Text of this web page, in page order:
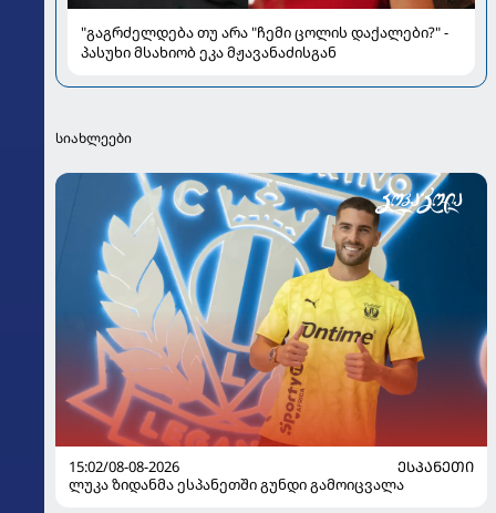
"გაგრძელდება თუ არა "ჩემი ცოლის დაქალები?" -
პასუხი მსახიობ ეკა მჟავანაძისგან
სიახლეები
15:02/08-08-2026
ᲔᲡᲞᲐᲜᲔᲗᲘ
ლუკა ზიდანმა ესპანეთში გუნდი გამოიცვალა